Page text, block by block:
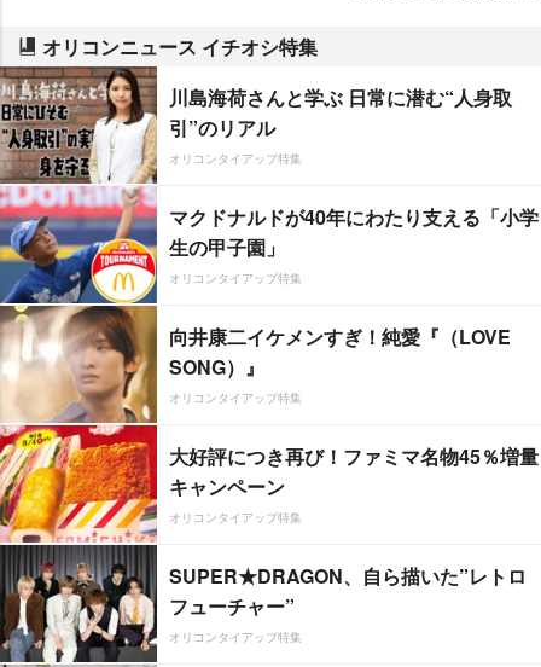
オリコンニュース イチオシ特集
川島海荷さんと学ぶ 日常に潜む“人身取
引”のリアル
オリコンタイアップ特集
マクドナルドが40年にわたり支える「小学
生の甲子園」
オリコンタイアップ特集
向井康二イケメンすぎ！純愛『（LOVE
SONG）』
オリコンタイアップ特集
大好評につき再び！ファミマ名物45％増量
キャンペーン
オリコンタイアップ特集
SUPER★DRAGON、自ら描いた”レトロ
フューチャー”
オリコンタイアップ特集